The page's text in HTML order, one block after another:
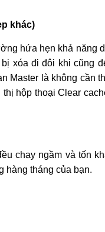
khác)
hứa hẹn khả năng
xóa đi đôi khi cũng
Master là không cần
hộp thoại Clear
chạy ngầm và tốn
hàng tháng của bạn.